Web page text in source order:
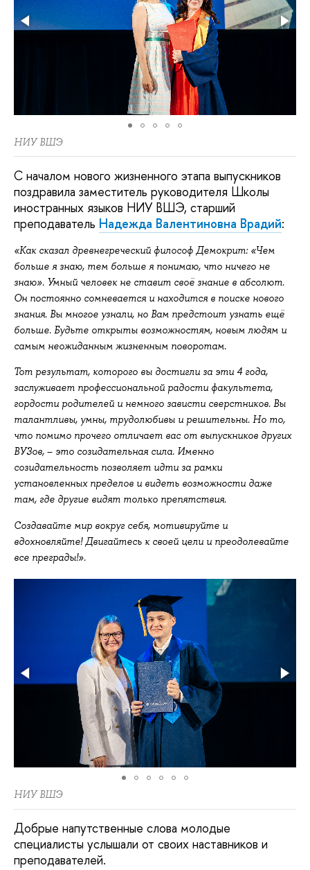
НИУ ВШЭ
С началом нового жизненного этапа выпускников
поздравила заместитель руководителя Школы
иностранных языков НИУ ВШЭ, старший
преподаватель Надежда Валентиновна Врадий:
«Как сказал древнегреческий философ Демокрит: «Чем
больше я знаю, тем больше я понимаю, что ничего не
знаю». Умный человек не ставит своё знание в абсолют.
Он постоянно сомневается и находится в поиске нового
знания. Вы многое узнали, но Вам предстоит узнать ещё
больше. Будьте открыты возможностям, новым людям и
самым неожиданным жизненным поворотам.
Тот результат, которого вы достигли за эти 4 года,
заслуживает профессиональной радости факультета,
гордости родителей и немного зависти сверстников. Вы
талантливы, умны, трудолюбивы и решительны. Но то,
что помимо прочего отличает вас от выпускников других
ВУЗов, – это созидательная сила. Именно
созидательность позволяет идти за рамки
установленных пределов и видеть возможности даже
там, где другие видят только препятствия.
Создавайте мир вокруг себя, мотивируйте и
вдохновляйте! Двигайтесь к своей цели и преодолевайте
все преграды!».
НИУ ВШЭ
Добрые напутственные слова молодые
специалисты услышали от своих наставников и
преподавателей.